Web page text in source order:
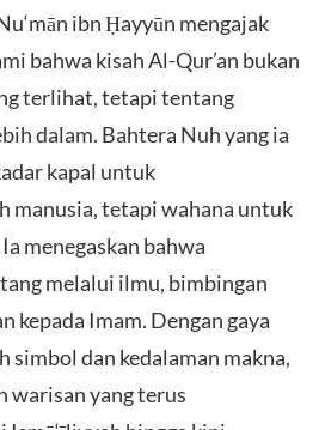
ibn Ḥayyūn mengajak
bahwa kisah Al-Qur’an bukan
terlihat, tetapi tentang
dalam. Bahtera Nuh yang ia
kapal untuk
manusia, tetapi wahana untuk
menegaskan bahwa
melalui ilmu, bimbingan
kepada Imam. Dengan gaya
simbol dan kedalaman makna,
warisan yang terus